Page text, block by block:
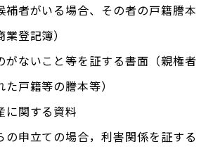
者がいる場合、その者の戸籍謄本
登記簿）
ないこと等を証する書面（親権者
戸籍等の謄本等）
関する資料
申立ての場合，利害関係を証する